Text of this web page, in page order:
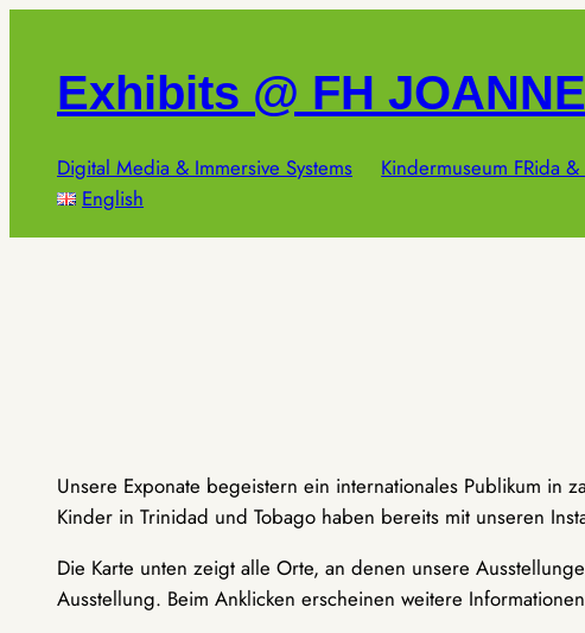
springenExhibits @ FH
Digital Media & Immersive Systems Kindermuseum FRida
English
Unsere Exponate begeistern ein internationales Publikum in
Kinder in Trinidad und Tobago haben bereits mit unseren
Die Karte unten zeigt alle Orte, an denen unsere
Ausstellung. Beim Anklicken erscheinen weitere